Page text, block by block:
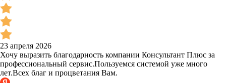
23 апреля 2026
Хочу выразить благодарность компании Консультант Плюс за
профессиональный сервис.Пользуемся системой уже много
лет.Всех благ и процветания Вам.